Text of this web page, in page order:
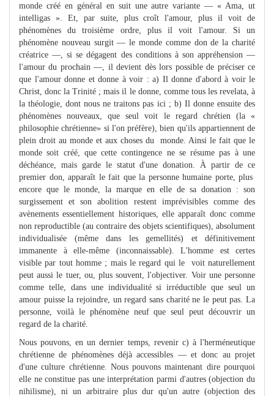
monde créé en général en suit une autre variante — « Ama, ut
intelligas ». Et, par suite, plus croît l'amour, plus il voit de
phénomènes du troisième ordre, plus il voit l'amour. Si un
phénomène nouveau surgit — le monde comme don de la charité
créatrice —, si se dégagent des conditions à son appréhension —
l'amour du prochain —, il devient dès lors possible de préciser ce
que l'amour donne et donne à voir : a) Il donne d'abord à voir le
Christ, donc la Trinité ; mais il le donne, comme tous les revelata, à
la théologie, dont nous ne traitons pas ici ; b) Il donne ensuite des
phénomènes nouveaux, que seul voit le regard chrétien (la «
philosophie chrétienne» si l'on préfère), bien qu'ils appartiennent de
plein droit au monde et aux choses du monde. Ainsi le fait que le
monde soit créé, que cette contingence ne se résume pas à une
déchéance, mais garde le statut d'une donation. À partir de ce
premier don, apparaît le fait que la personne humaine porte, plus
encore que le monde, la marque en elle de sa donation : son
surgissement et son abolition restent imprévisibles comme des
avènements essentiellement historiques, elle apparaît donc comme
non reproductible (au contraire des objets scientifiques), absolument
individualisée (même dans les gemellités) et définitivement
immanente à elle-même (inconnaissable). L'homme est certes
visible par tout homme ; mais le regard qui le voit naturellement
peut aussi le tuer, ou, plus souvent, l'objectiver. Voir une personne
comme telle, dans une individualité si irréductible que seul un
amour puisse la rejoindre, un regard sans charité ne le peut pas. La
personne, voilà le phénomène neuf que seul peut découvrir un
regard de la charité.
Nous pouvons, en un dernier temps, revenir c) à l'herméneutique
chrétienne de phénomènes déjà accessibles — et donc au projet
d'une culture chrétienne. Nous pouvons maintenant dire pourquoi
elle ne constitue pas une interprétation parmi d'autres (objection du
nihilisme), ni un arbitraire plus dur qu'un autre (objection des